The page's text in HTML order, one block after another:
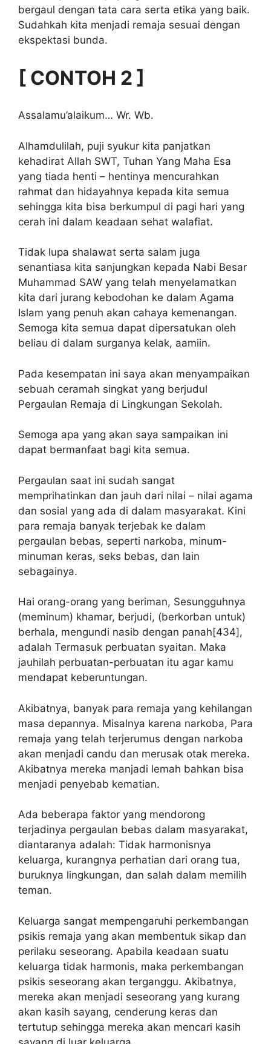
bergaul dengan tata cara serta etika yang baik.
Sudahkah kita menjadi remaja sesuai dengan
ekspektasi bunda.
[ CONTOH 2 ]
Assalamu’alaikum… Wr. Wb.
Alhamdulilah, puji syukur kita panjatkan
kehadirat Allah SWT, Tuhan Yang Maha Esa
yang tiada henti – hentinya mencurahkan
rahmat dan hidayahnya kepada kita semua
sehingga kita bisa berkumpul di pagi hari yang
cerah ini dalam keadaan sehat walafiat.
Tidak lupa shalawat serta salam juga
senantiasa kita sanjungkan kepada Nabi Besar
Muhammad SAW yang telah menyelamatkan
kita dari jurang kebodohan ke dalam Agama
Islam yang penuh akan cahaya kemenangan.
Semoga kita semua dapat dipersatukan oleh
beliau di dalam surganya kelak, aamiin.
Pada kesempatan ini saya akan menyampaikan
sebuah ceramah singkat yang berjudul
Pergaulan Remaja di Lingkungan Sekolah.
Semoga apa yang akan saya sampaikan ini
dapat bermanfaat bagi kita semua.
Pergaulan saat ini sudah sangat
memprihatinkan dan jauh dari nilai – nilai agama
dan sosial yang ada di dalam masyarakat. Kini
para remaja banyak terjebak ke dalam
pergaulan bebas, seperti narkoba, minum-
minuman keras, seks bebas, dan lain
sebagainya.
Hai orang-orang yang beriman, Sesungguhnya
(meminum) khamar, berjudi, (berkorban untuk)
berhala, mengundi nasib dengan panah[434],
adalah Termasuk perbuatan syaitan. Maka
jauhilah perbuatan-perbuatan itu agar kamu
mendapat keberuntungan.
Akibatnya, banyak para remaja yang kehilangan
masa depannya. Misalnya karena narkoba, Para
remaja yang telah terjerumus dengan narkoba
akan menjadi candu dan merusak otak mereka.
Akibatnya mereka manjadi lemah bahkan bisa
menjadi penyebab kematian.
Ada beberapa faktor yang mendorong
terjadinya pergaulan bebas dalam masyarakat,
diantaranya adalah: Tidak harmonisnya
keluarga, kurangnya perhatian dari orang tua,
buruknya lingkungan, dan salah dalam memilih
teman.
Keluarga sangat mempengaruhi perkembangan
psikis remaja yang akan membentuk sikap dan
perilaku seseorang. Apabila keadaan suatu
keluarga tidak harmonis, maka perkembangan
psikis seseorang akan terganggu. Akibatnya,
mereka akan menjadi seseorang yang kurang
akan kasih sayang, cenderung keras dan
tertutup sehingga mereka akan mencari kasih